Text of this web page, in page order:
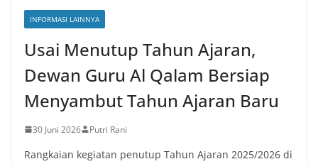
INFORMASI LAINNYA
Usai Menutup Tahun Ajaran,
Dewan Guru Al Qalam Bersiap
Menyambut Tahun Ajaran Baru
30 Juni 2026 Putri Rani
Rangkaian kegiatan penutup Tahun Ajaran 2025/2026 di